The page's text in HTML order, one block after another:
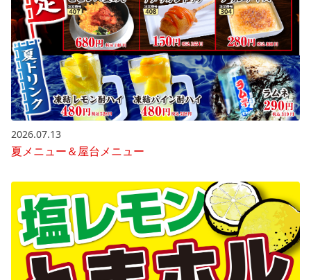
2026.07.13
夏メニュー＆屋台メニュー